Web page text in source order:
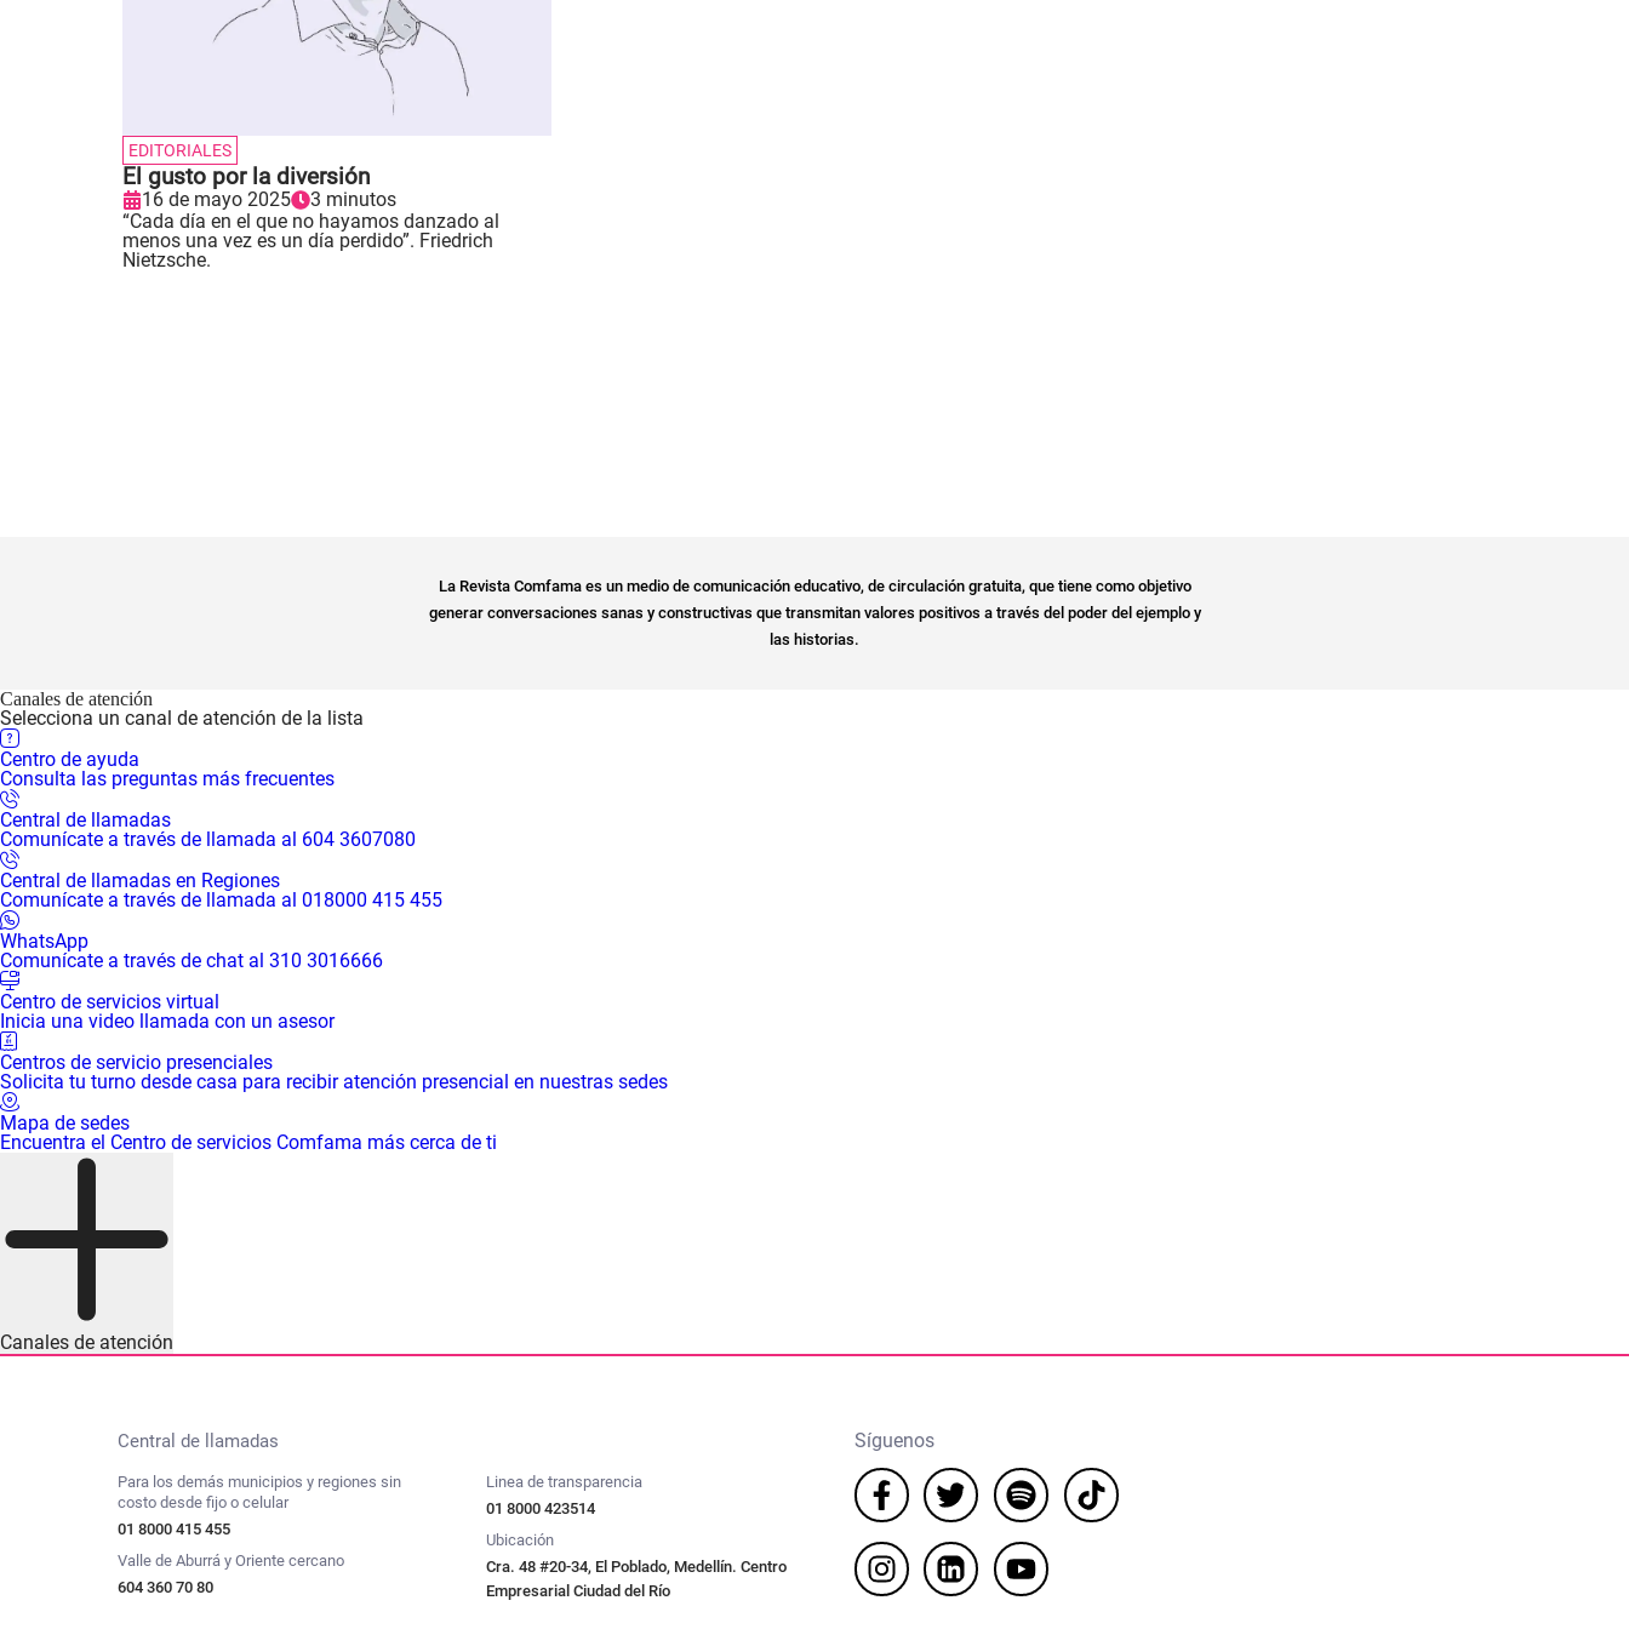
EDITORIALES
El gusto por la diversión
16 de mayo 2025
3 minutos
“Cada día en el que no hayamos danzado al
menos una vez es un día perdido”. Friedrich
Nietzsche.
La Revista Comfama es un medio de comunicación educativo, de circulación gratuita, que tiene como objetivo
generar conversaciones sanas y constructivas que transmitan valores positivos a través del poder del ejemplo y
las historias.
Canales de atención
Selecciona un canal de atención de la lista
Centro de ayuda
Consulta las preguntas más frecuentes
Central de llamadas
Comunícate a través de llamada al 604 3607080
Central de llamadas en Regiones
Comunícate a través de llamada al 018000 415 455
WhatsApp
Comunícate a través de chat al 310 3016666
Centro de servicios virtual
Inicia una video llamada con un asesor
Centros de servicio presenciales
Solicita tu turno desde casa para recibir atención presencial en nuestras sedes
Mapa de sedes
Encuentra el Centro de servicios Comfama más cerca de ti
Canales de atención
Central de llamadas
Para los demás municipios y regiones sin
costo desde fijo o celular
01 8000 415 455
Valle de Aburrá y Oriente cercano
604 360 70 80
Linea de transparencia
01 8000 423514
Ubicación
Cra. 48 #20-34, El Poblado, Medellín. Centro
Empresarial Ciudad del Río
Síguenos